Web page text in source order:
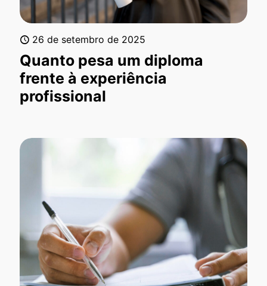
26 de setembro de 2025
Quanto pesa um diploma
frente à experiência
profissional